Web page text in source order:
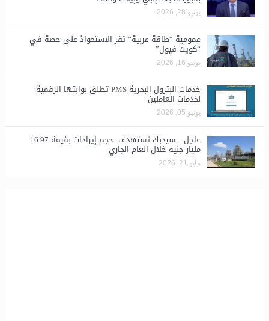
يونيو 28, 2026
​عمومية “طاقة عربية” تقر الاستحواذ على حصة في
“كويك فيول”
يونيو 16, 2026
خدمات البترول البحرية PMS تطلق بوابتها الرقمية
لخدمات العاملين
يونيو 05, 2026
عاجل .. سيدبك تستهدف حجم إيرادات بقيمة 16.97
مليار جنيه خلال العام الجاري
مايو 21, 2026